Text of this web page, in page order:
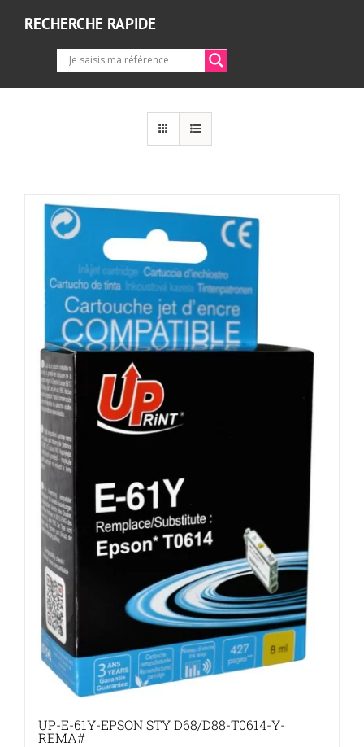
RECHERCHE RAPIDE
UP-E-61Y-EPSON STY D68/D88-T0614-Y-
REMA#